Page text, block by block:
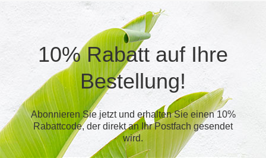
10% Rabatt auf Ihre
Bestellung!
Abonnieren Sie jetzt und erhalten Sie einen 10%
Rabattcode, der direkt an Ihr Postfach gesendet
wird.